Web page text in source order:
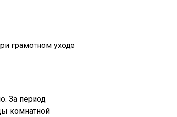
грамотном уходе
За период
комнатной